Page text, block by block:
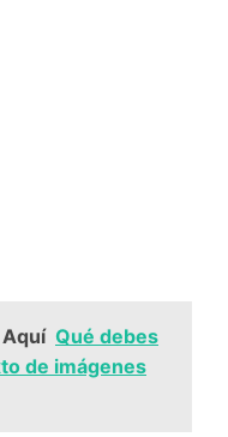
Qué debes
de imágenes